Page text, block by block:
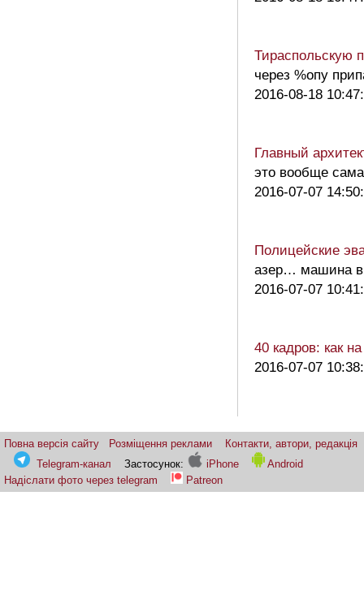
Тираспольскую
через %опу
2016-08-18
Главный
это вообще
2016-07-07
Полицейские
азер… машина в
2016-07-07
40 кадров: как
2016-07-07
Повна версія сайту Розміщення реклами
Контакти, автори, редакція
Telegram-канал
Застосунок: iPhone
Android
Надіслати фото через telegram
Patreon